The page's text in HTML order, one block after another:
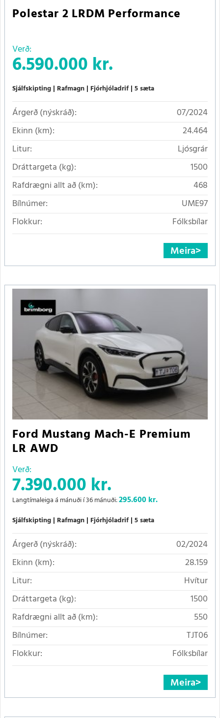
Polestar 2 LRDM Performance
Verð:
6.590.000 kr.
Sjálfskipting Rafmagn Fjórhjóladrif 5 sæta
Árgerð (nýskráð):
07/2024
Ekinn (km):
24.464
Litur:
Ljósgrár
Dráttargeta (kg):
1500
Rafdrægni allt að (km):
468
Bílnúmer:
UME97
Flokkur:
Fólksbílar
Meira
Ford Mustang Mach-E Premium
LR AWD
Verð:
7.390.000 kr.
Langtímaleiga á mánuði í 36 mánuði:295.600kr.
Sjálfskipting Rafmagn Fjórhjóladrif 5 sæta
Árgerð (nýskráð):
02/2024
Ekinn (km):
28.159
Litur:
Hvítur
Dráttargeta (kg):
1500
Rafdrægni allt að (km):
550
Bílnúmer:
TJT06
Flokkur:
Fólksbílar
Meira